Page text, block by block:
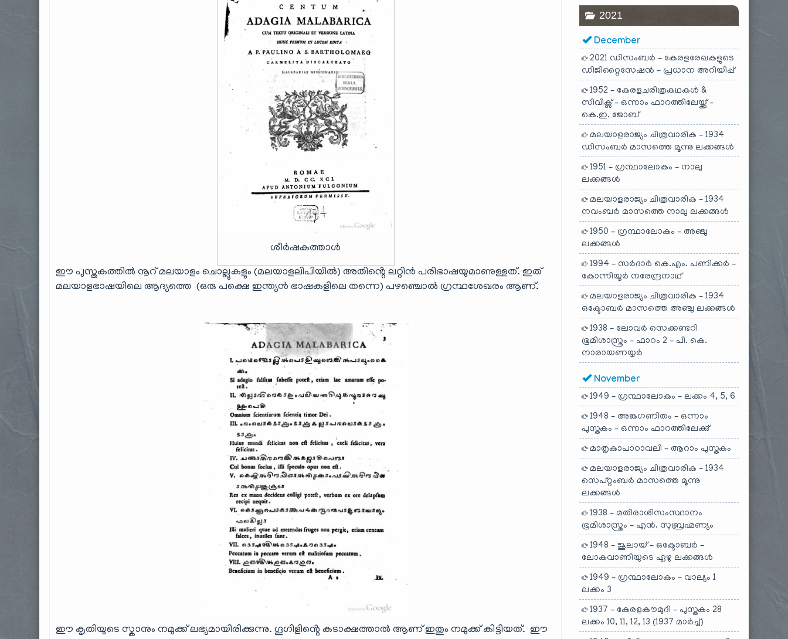
ശീർഷകത്താൾ
ഈ പുസ്തകത്തിൽ നൂറ് മലയാളം ചൊല്ലുകളും (മലയാളലിപിയിൽ) അതിൻ്റെ ലറ്റിൻ പരിഭാഷയുമാണുള്ളത്. ഇത്
മലയാളഭാഷയിലെ ആദ്യത്തെ (ഒരു പക്ഷെ ഇന്ത്യൻ ഭാഷകളിലെ തന്നെ) പഴഞ്ചൊൽ ഗ്രന്ഥശേഖരം ആണ്.
ഈ കൃതിയുടെ സ്കാനും നമുക്ക് ലഭ്യമായിരിക്കുന്നു. ഗൂഗിളിൻ്റെ കടാക്ഷത്താൽ ആണ് ഇതും നമുക്ക് കിട്ടിയത്. ഈ
2021
December
2021 ഡിസംബർ – കേരളരേഖകളുടെ
ഡിജിറ്റൈസേഷൻ – പ്രധാന അറിയിപ്പ്
1952 – കേരളചരിത്രകഥകൾ &
സിവിക്സ് – ഒന്നാം ഫാറത്തിലേയ്ക്ക് –
കെ.ഇ. ജോബ്
മലയാളരാജ്യം ചിത്രവാരിക – 1934
ഡിസംബർ മാസത്തെ മൂന്നു ലക്കങ്ങൾ
1951 – ഗ്രന്ഥാലോകം – നാലു
ലക്കങ്ങൾ
മലയാളരാജ്യം ചിത്രവാരിക – 1934
നവംബർ മാസത്തെ നാലു ലക്കങ്ങൾ
1950 – ഗ്രന്ഥാലോകം – അഞ്ചു
ലക്കങ്ങൾ
1994 – സർദാർ കെ.എം. പണിക്കർ –
കോന്നിയൂർ നരേന്ദ്രനാഥ്
മലയാളരാജ്യം ചിത്രവാരിക – 1934
ഒക്ടോബർ മാസത്തെ അഞ്ചു ലക്കങ്ങൾ
1938 – ലോവർ സെക്കണ്ടറി
ഭൂമിശാസ്ത്രം – ഫാറം 2 – പി. കെ.
നാരായണയ്യർ
November
1949 – ഗ്രന്ഥാലോകം – ലക്കം 4, 5, 6
1948 – അങ്കഗണിതം – ഒന്നാം
പുസ്തകം – ഒന്നാം ഫാറത്തിലേക്കു്
മാതൃകാപാഠാവലി – ആറാം പുസ്തകം
മലയാളരാജ്യം ചിത്രവാരിക – 1934
സെപ്റ്റംബർ മാസത്തെ മൂന്നു
ലക്കങ്ങൾ
1938 – മതിരാശിസംസ്ഥാനം
ഭൂമിശാസ്ത്രം – എൻ. സുബ്രഹ്മണ്യം
1948 – ജൂലായ് – ഒക്ടോബർ –
ലോകവാണിയുടെ ഏഴു ലക്കങ്ങൾ
1949 – ഗ്രന്ഥാലോകം – വാല്യം 1
ലക്കം 3
1937 – കേരളകൗമുദി – പുസ്തകം 28
ലക്കം 10, 11, 12, 13 (1937 മാർച്ച്)